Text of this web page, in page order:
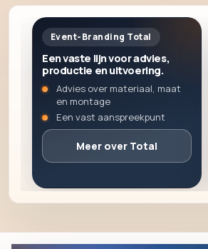
Uitgelicht
project
Radio 538 Q
Day
Projecten waar
uitstraling,
formaat en
uitvoering
tegelijk goed
moeten kloppen.
Bekijk
Event-Branding Total
Een vaste lijn voor advies,
productie en uitvoering.
Advies over materiaal, maat
en montage
Een vast aanspreekpunt
Meer over Total